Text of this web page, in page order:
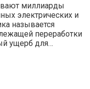
миллиарды
электрических и
называется
переработки
ущерб для…